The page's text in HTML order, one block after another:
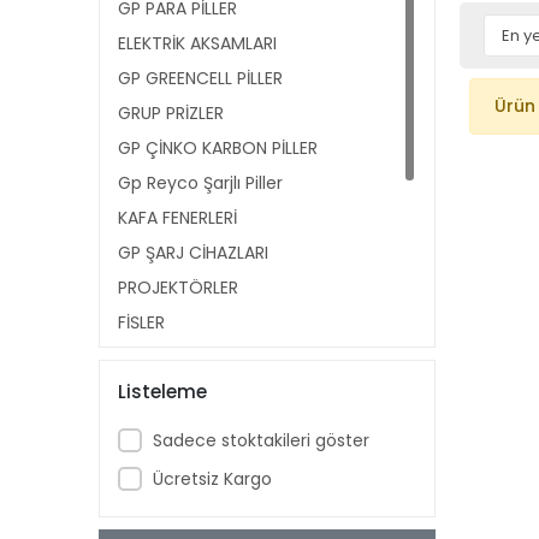
GP PARA PİLLER
ELEKTRİK AKSAMLARI
GP GREENCELL PİLLER
GRUP PRİZLER
GP ÇİNKO KARBON PİLLER
Gp Reyco Şarjlı Piller
KAFA FENERLERİ
GP ŞARJ CİHAZLARI
PROJEKTÖRLER
FİŞLER
EL FENERLERİ
GP DÜĞME PİLLER
PRİZLER
TAMİRCİ FENERLERİ
GP ULTRA ALKALİN PİLLER
Listeleme
Sadece stoktakileri göster
Ücretsiz Kargo